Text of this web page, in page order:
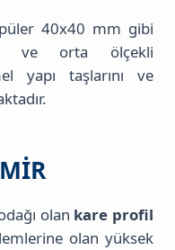
40x40 mm gibi
ve orta ölçekli
yapı taşlarını ve
olan kare profil
olan yüksek